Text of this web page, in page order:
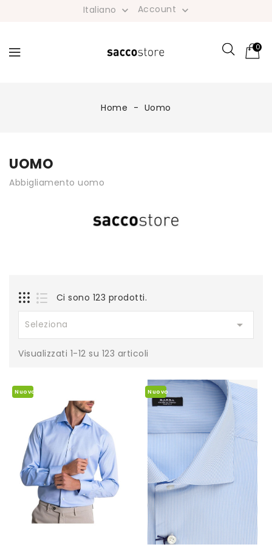
Italiano  Account 
0
Home Uomo
UOMO
Abbigliamento uomo
Ci sono 123 prodotti.
Seleziona 
Visualizzati 1-12 su 123 articoli
Nuovo Nuovo